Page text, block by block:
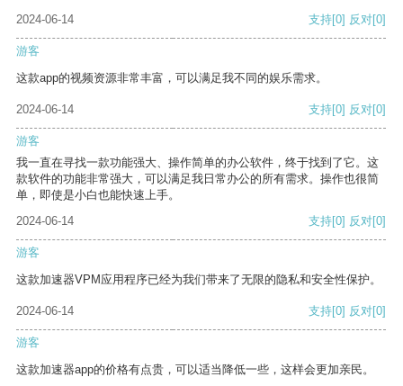
2024-06-14 支持[0] 反对[0]
游客
这款app的视频资源非常丰富，可以满足我不同的娱乐需求。
2024-06-14 支持[0] 反对[0]
游客
我一直在寻找一款功能强大、操作简单的办公软件，终于找到了它。这
款软件的功能非常强大，可以满足我日常办公的所有需求。操作也很简
单，即使是小白也能快速上手。
2024-06-14
支持[0] 反对[0]
游客
这款加速器VPM应用程序已经为我们带来了无限的隐私和安全性保护。
2024-06-14 支持[0] 反对[0]
游客
这款加速器app的价格有点贵，可以适当降低一些，这样会更加亲民。